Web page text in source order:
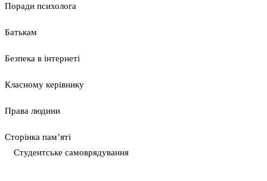
Поради психолога
Батькам
Безпека в інтернеті
Класному керівнику
Права людини
Сторінка пам’яті
Студентське самоврядування